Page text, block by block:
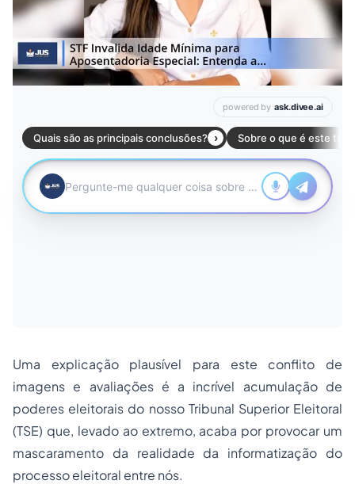
Uma explicação plausível para este conflito de
imagens e avaliações é a incrível acumulação de
poderes eleitorais do nosso Tribunal Superior Eleitoral
(TSE) que, levado ao extremo, acaba por provocar um
mascaramento da realidade da informatização do
processo eleitoral entre nós.